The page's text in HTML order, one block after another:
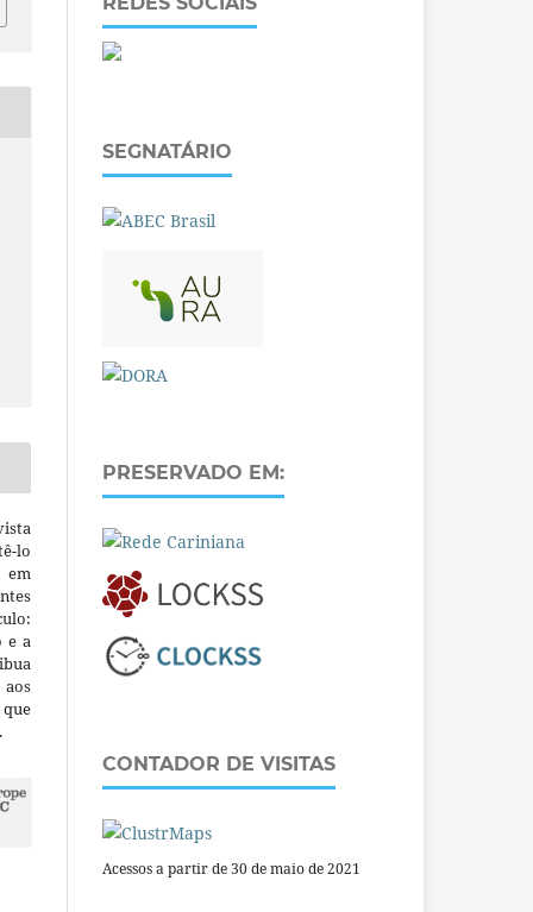
lo
em
e a
SEGNATÁRIO
PRESERVADO EM:
CONTADOR DE VISITAS
Acessos a partir de 30 de maio de 2021